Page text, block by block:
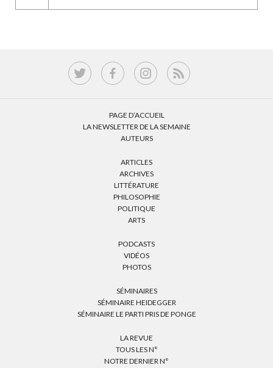
PAGE D’ACCUEIL
LA NEWSLETTER DE LA SEMAINE
AUTEURS
ARTICLES
ARCHIVES
LITTÉRATURE
PHILOSOPHIE
POLITIQUE
ARTS
PODCASTS
VIDÉOS
PHOTOS
SÉMINAIRES
SÉMINAIRE HEIDEGGER
SÉMINAIRE LE PARTI PRIS DE PONGE
LA REVUE
TOUS LES N°
NOTRE DERNIER N°